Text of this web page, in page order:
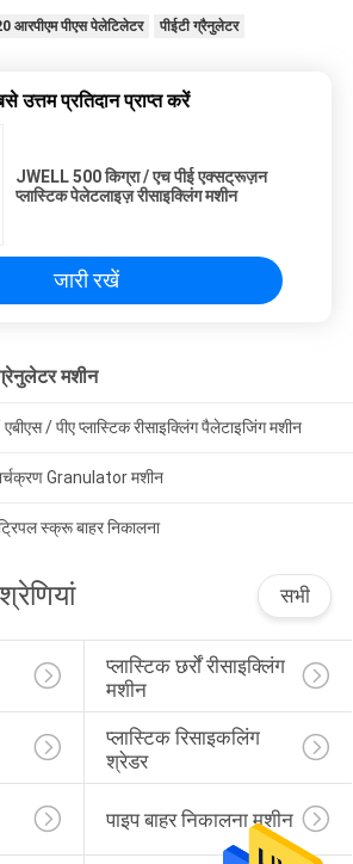
आरपीएम पीएस पेलेटिलेटर पीईटी ग्रैनुलेटर
उत्तम प्रतिदान प्राप्त करें
JWELL 500 किग्रा / एच पीई एक्सट्रूज़न
प्लास्टिक पेलेटलाइज़ रीसाइक्लिंग मशीन
जारी रखें
मशीन
/ पीए प्लास्टिक रीसाइक्लिंग पैलेटाइजिंग मशीन
Granulator मशीन
स्क्रू बाहर निकालना
सभी
प्लास्टिक छर्रों रीसाइक्लिंग
मशीन
प्लास्टिक रिसाइकलिंग
श्रेडर
पाइप बाहर निकालना मशीन